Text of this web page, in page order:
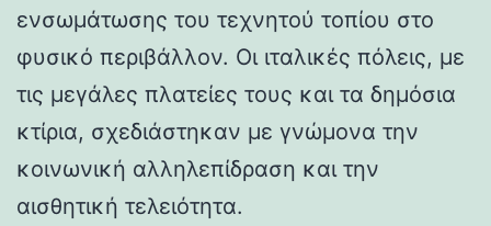
ενσωμάτωσης του τεχνητού τοπίου στο
φυσικό περιβάλλον. Οι ιταλικές πόλεις, με
τις μεγάλες πλατείες τους και τα δημόσια
κτίρια, σχεδιάστηκαν με γνώμονα την
κοινωνική αλληλεπίδραση και την
αισθητική τελειότητα.